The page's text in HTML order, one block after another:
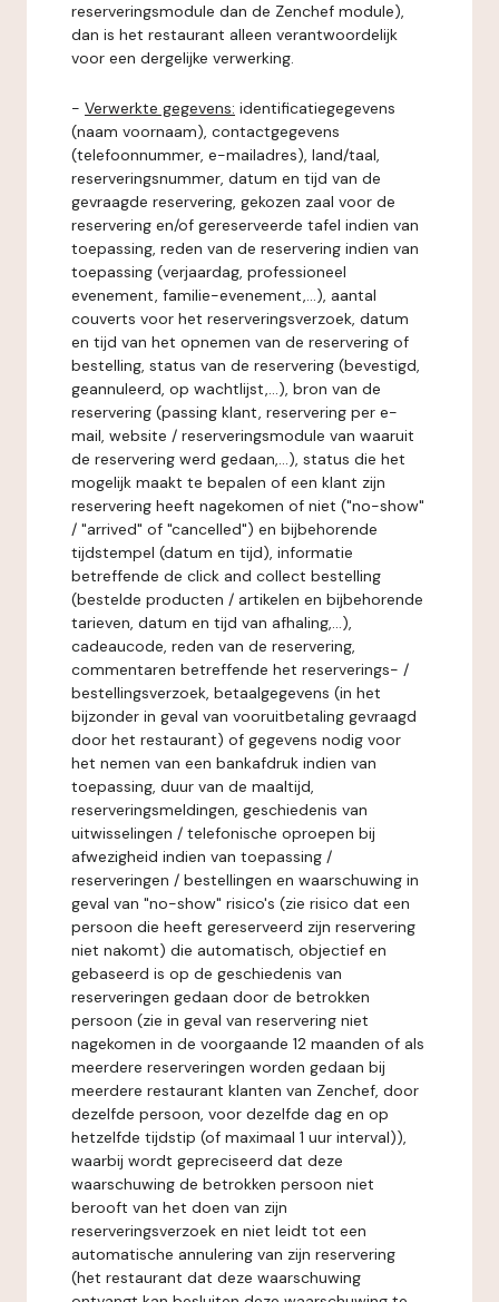
reserveringsmodule dan de Zenchef module),
dan is het restaurant alleen verantwoordelijk
voor een dergelijke verwerking.
- Verwerkte gegevens: identificatiegegevens
(naam voornaam), contactgegevens
(telefoonnummer, e-mailadres), land/taal,
reserveringsnummer, datum en tijd van de
gevraagde reservering, gekozen zaal voor de
reservering en/of gereserveerde tafel indien van
toepassing, reden van de reservering indien van
toepassing (verjaardag, professioneel
evenement, familie-evenement,...), aantal
couverts voor het reserveringsverzoek, datum
en tijd van het opnemen van de reservering of
bestelling, status van de reservering (bevestigd,
geannuleerd, op wachtlijst,...), bron van de
reservering (passing klant, reservering per e-
mail, website / reserveringsmodule van waaruit
de reservering werd gedaan,...), status die het
mogelijk maakt te bepalen of een klant zijn
reservering heeft nagekomen of niet ("no-show"
/ "arrived" of "cancelled") en bijbehorende
tijdstempel (datum en tijd), informatie
betreffende de click and collect bestelling
(bestelde producten / artikelen en bijbehorende
tarieven, datum en tijd van afhaling,...),
cadeaucode, reden van de reservering,
commentaren betreffende het reserverings- /
bestellingsverzoek, betaalgegevens (in het
bijzonder in geval van vooruitbetaling gevraagd
door het restaurant) of gegevens nodig voor
het nemen van een bankafdruk indien van
toepassing, duur van de maaltijd,
reserveringsmeldingen, geschiedenis van
uitwisselingen / telefonische oproepen bij
afwezigheid indien van toepassing /
reserveringen / bestellingen en waarschuwing in
geval van "no-show" risico's (zie risico dat een
persoon die heeft gereserveerd zijn reservering
niet nakomt) die automatisch, objectief en
gebaseerd is op de geschiedenis van
reserveringen gedaan door de betrokken
persoon (zie in geval van reservering niet
nagekomen in de voorgaande 12 maanden of als
meerdere reserveringen worden gedaan bij
meerdere restaurant klanten van Zenchef, door
dezelfde persoon, voor dezelfde dag en op
hetzelfde tijdstip (of maximaal 1 uur interval)),
waarbij wordt gepreciseerd dat deze
waarschuwing de betrokken persoon niet
berooft van het doen van zijn
reserveringsverzoek en niet leidt tot een
automatische annulering van zijn reservering
(het restaurant dat deze waarschuwing